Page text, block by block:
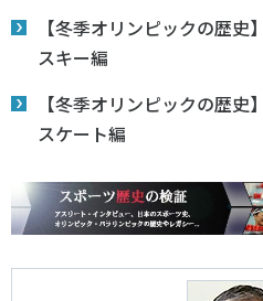
【冬季オリンピックの歴史
スキー編
【冬季オリンピックの歴史
スケート編